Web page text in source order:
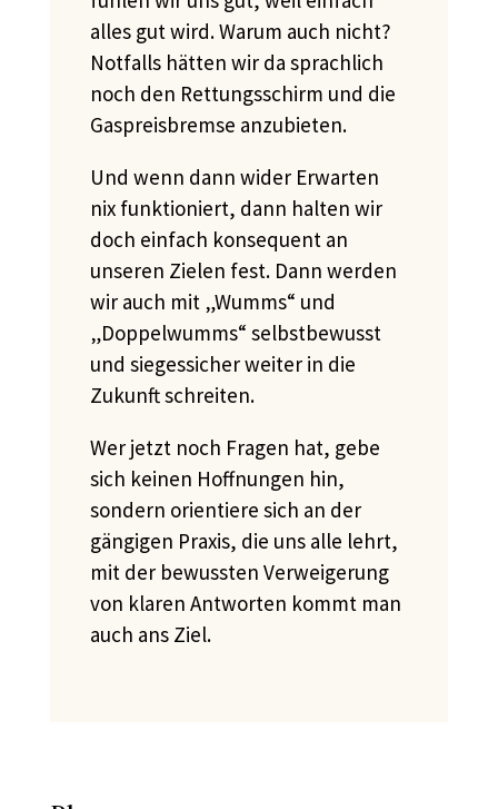
alles gut wird. Warum auch nicht?
Notfalls hätten wir da sprachlich
noch den Rettungsschirm und die
Gaspreisbremse anzubieten.
Und wenn dann wider Erwarten
nix funktioniert, dann halten wir
doch einfach konsequent an
unseren Zielen fest. Dann werden
wir auch mit „Wumms“ und
„Doppelwumms“ selbstbewusst
und siegessicher weiter in die
Zukunft schreiten.
Wer jetzt noch Fragen hat, gebe
sich keinen Hoffnungen hin,
sondern orientiere sich an der
gängigen Praxis, die uns alle lehrt,
mit der bewussten Verweigerung
von klaren Antworten kommt man
auch ans Ziel.